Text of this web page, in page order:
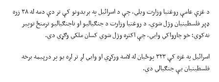
د غزې عامې روغتیا وزارت ویلي، چې د اسرائیل په بریدونو کې تر دې دمه له ۳۸ زره
ډېر فلسطینیان وژل شوي. د روغتیا وزارت د جنګیالیو او ناجنګیالیو ترمنځ توپیر
نه‌کوي؛ خو چارواکي وايي، چې اکثره وژل شوي کسان ملکي وګړي دي.
اسرائیل په غزه کې ۳۲۳ پوځیان له لاسه ورکړي او وايي لږ تر لږه یو پر درېیمه برخه
فلسطینیان یې جنګیالي دي.